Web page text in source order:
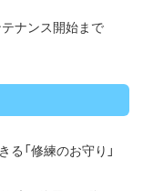
ナンス開始まで
「修練のお守り」